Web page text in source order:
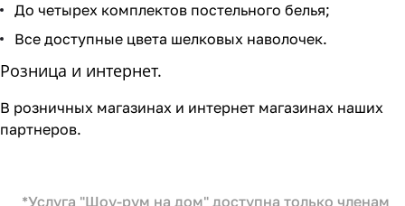
До четырех комплектов постельного белья;
Все доступные цвета шелковых наволочек.
Розница и интернет.
В розничных магазинах и интернет магазинах наших
партнеров.
*Услуга "Шоу-рум на дом" доступна только членам